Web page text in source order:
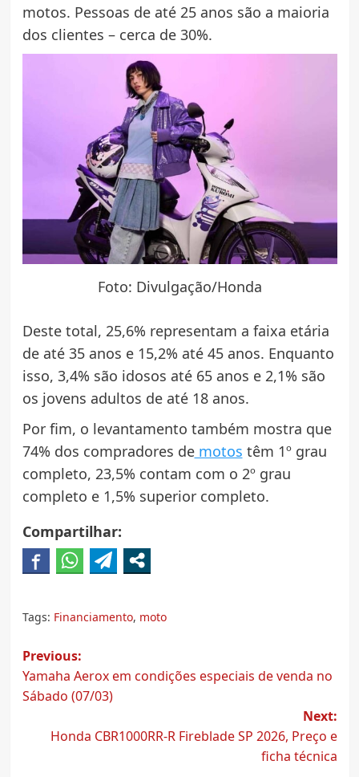
motos. Pessoas de até 25 anos são a maioria
dos clientes – cerca de 30%.
Foto: Divulgação/Honda
Deste total, 25,6% representam a faixa etária
de até 35 anos e 15,2% até 45 anos. Enquanto
isso, 3,4% são idosos até 65 anos e 2,1% são
os jovens adultos de até 18 anos.
Por fim, o levantamento também mostra que
74% dos compradores demotos têm 1º grau
completo, 23,5% contam com o 2º grau
completo e 1,5% superior completo.
Compartilhar:
Tags: Financiamento, moto
Post
navigation
Previous:
Yamaha Aerox em condições especiais de venda no
Sábado (07/03)
Next:
Honda CBR1000RR-R Fireblade SP 2026, Preço e
ficha técnica